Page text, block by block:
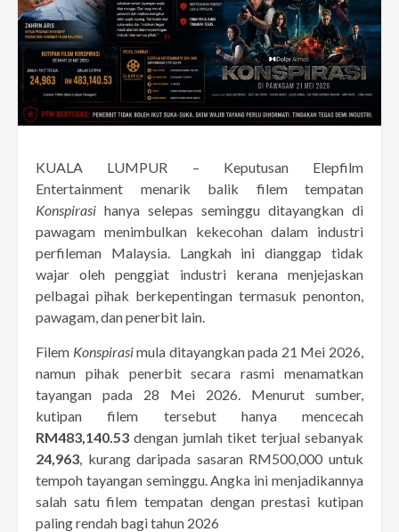
KUALA LUMPUR – Keputusan Elepfilm
Entertainment menarik balik filem tempatan
Konspirasi hanya selepas seminggu ditayangkan di
pawagam menimbulkan kekecohan dalam industri
perfileman Malaysia. Langkah ini dianggap tidak
wajar oleh penggiat industri kerana menjejaskan
pelbagai pihak berkepentingan termasuk penonton,
pawagam, dan penerbit lain.
Filem Konspirasimula ditayangkan pada 21 Mei 2026,
namun pihak penerbit secara rasmi menamatkan
tayangan pada 28 Mei 2026. Menurut sumber,
kutipan filem tersebut hanya mencecah
RM483,140.53 dengan jumlah tiket terjual sebanyak
24,963, kurang daripada sasaran RM500,000 untuk
tempoh tayangan seminggu. Angka ini menjadikannya
salah satu filem tempatan dengan prestasi kutipan
paling rendah bagi tahun 2026